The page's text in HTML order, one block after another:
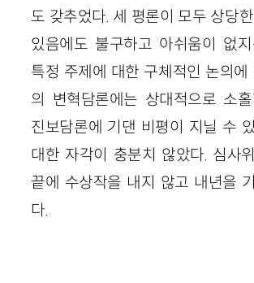
도 갖추었다. 세 평론이 모두 상당
있음에도 불구하고 아쉬움이 없
특정 주제에 대한 구체적인 논의에
의 변혁담론에는 상대적으로 소
진보담론에 기댄 비평이 지닐 수
대한 자각이 충분치 않았다. 심사
끝에 수상작을 내지 않고 내년을
다.